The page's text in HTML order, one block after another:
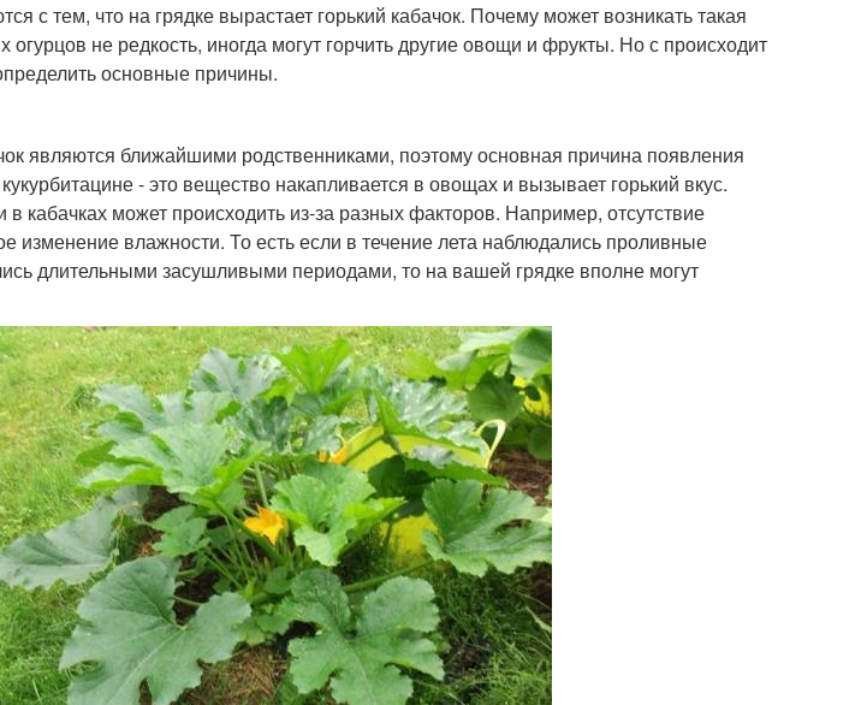
с тем, что на грядке вырастает горький кабачок. Почему может возникать такая
не редкость, иногда могут горчить другие овощи и фрукты. Но с происходит
основные причины.
являются ближайшими родственниками, поэтому основная причина появления
- это вещество накапливается в овощах и вызывает горький вкус.
кабачках может происходить из-за разных факторов. Например, отсутствие
изменение влажности. То есть если в течение лета наблюдались проливные
длительными засушливыми периодами, то на вашей грядке вполне могут